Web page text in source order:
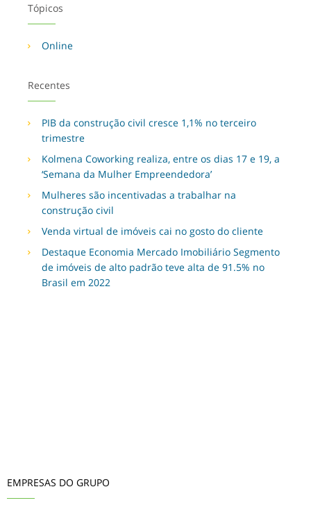
Tópicos
Online
Recentes
PIB da construção civil cresce 1,1% no terceiro
trimestre
Kolmena Coworking realiza, entre os dias 17 e 19, a
‘Semana da Mulher Empreendedora’
Mulheres são incentivadas a trabalhar na
construção civil
Venda virtual de imóveis cai no gosto do cliente
Destaque Economia Mercado Imobiliário Segmento
de imóveis de alto padrão teve alta de 91.5% no
Brasil em 2022
EMPRESAS DO GRUPO